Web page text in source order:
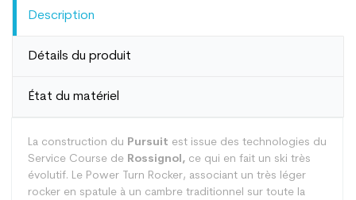
Description
Détails du produit
État du matériel
La construction du Pursuit est issue des technologies du
Service Course de Rossignol, ce qui en fait un ski très
évolutif. Le Power Turn Rocker, associant un très léger
rocker en spatule à un cambre traditionnel sur toute la